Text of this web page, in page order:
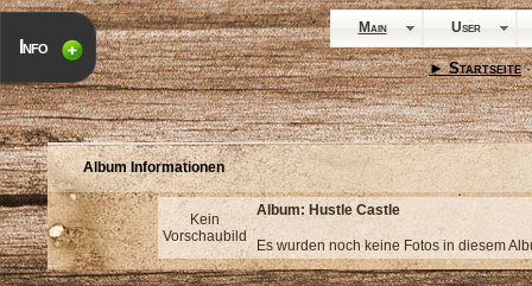
Main User
► Startseite ·
Info
Album Informationen
Kein
Vorschaubild
Album: Hustle Castle
Es wurden noch keine Fotos in diesem